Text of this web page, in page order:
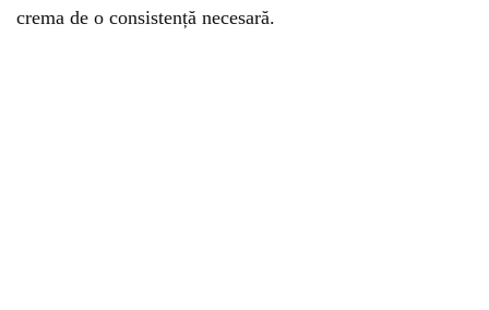
crema de o consistență necesară.